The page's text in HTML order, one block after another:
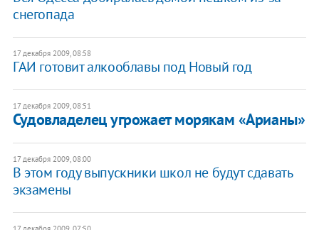
снегопада
17 декабря 2009, 08:58
ГАИ готовит алкооблавы под Новый год
17 декабря 2009, 08:51
Судовладелец угрожает морякам «Арианы»
17 декабря 2009, 08:00
В этом году выпускники школ не будут сдавать
экзамены